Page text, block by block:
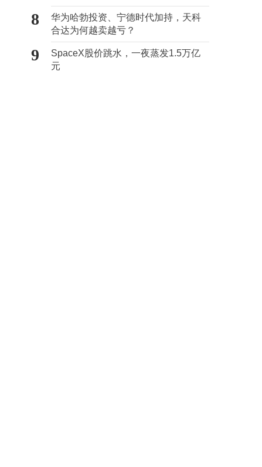
向种草
8
华为哈勃投资、宁德时代加持，天科
合达为何越卖越亏？
9
SpaceX股价跳水，一夜蒸发1.5万亿
元